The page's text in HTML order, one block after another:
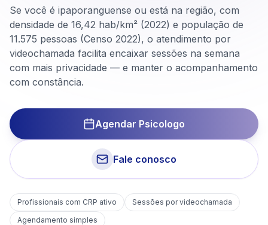
Se você é ipaporanguense ou está na região, com
densidade de 16,42 hab/km² (2022) e população de
11.575 pessoas (Censo 2022), o atendimento por
videochamada facilita encaixar sessões na semana
com mais privacidade — e manter o acompanhamento
com constância.
Agendar Psicologo
Fale conosco
Profissionais com CRP ativo
Sessões por videochamada
Agendamento simples